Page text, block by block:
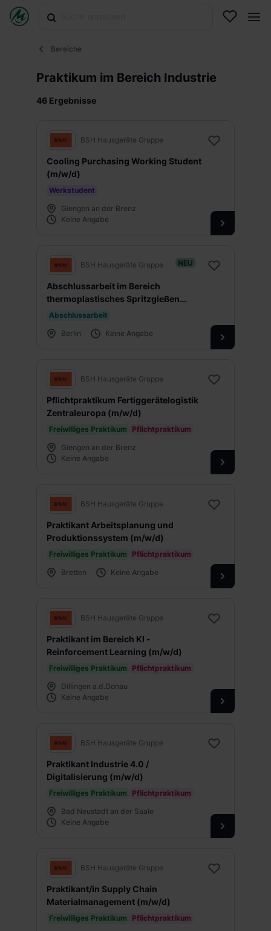
Bereiche
Praktikum im Bereich Industrie
46 Ergebnisse
BSH Hausgeräte Gruppe
Cooling Purchasing Working Student
(m/w/d)
Werkstudent
Giengen an der Brenz
Keine Angabe
NEU
BSH Hausgeräte Gruppe
Abschlussarbeit im Bereich
thermoplastisches Spritzgießen
(m/w/d)
Abschlussarbeit
Berlin
Keine Angabe
BSH Hausgeräte Gruppe
Pflichtpraktikum Fertiggerätelogistik
Zentraleuropa (m/w/d)
Freiwilliges Praktikum
Pflichtpraktikum
Giengen an der Brenz
Keine Angabe
BSH Hausgeräte Gruppe
Praktikant Arbeitsplanung und
Produktionssystem (m/w/d)
Freiwilliges Praktikum
Pflichtpraktikum
Bretten
Keine Angabe
BSH Hausgeräte Gruppe
Praktikant im Bereich KI -
Reinforcement Learning (m/w/d)
Freiwilliges Praktikum
Pflichtpraktikum
Dillingen a.d.Donau
Keine Angabe
BSH Hausgeräte Gruppe
Praktikant Industrie 4.0 /
Digitalisierung (m/w/d)
Freiwilliges Praktikum
Pflichtpraktikum
Bad Neustadt an der Saale
Keine Angabe
BSH Hausgeräte Gruppe
Praktikant/in Supply Chain
Materialmanagement (m/w/d)
Freiwilliges Praktikum
Pflichtpraktikum